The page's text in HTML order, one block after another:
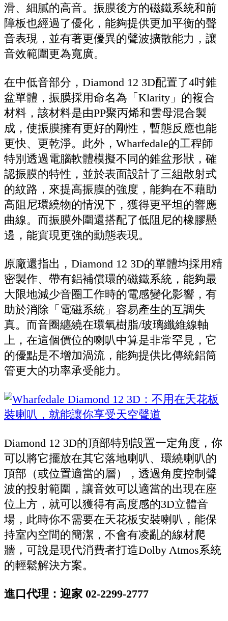
滑、細膩的高音。振膜後方的磁鐵系統和前
障板也經過了優化，能夠提供更加平衡的聲
音表現，並有著更優異的聲波擴散能力，讓
音效範圍更為寬廣。
在中低音部分，Diamond 12 3D配置了4吋錐
盆單體，振膜採用命名為「Klarity」的複合
材料，該材料是由PP聚丙烯和雲母混合製
成，使振膜擁有更好的剛性，暫態反應也能
更快、更乾淨。此外，Wharfedale的工程師
特別透過電腦軟體模擬不同的錐盆形狀，確
認振膜的特性，並於表面設計了三組散射式
的紋路，來提高振膜的強度，能夠在不藉助
高阻尼環繞物的情況下，獲得更平坦的響應
曲線。而振膜外圍還搭配了低阻尼的橡膠懸
邊，能實現更強的動態表現。
原廠還指出，Diamond 12 3D的單體均採用精
密製作、帶有鋁補償環的磁鐵系統，能夠最
大限地減少音圈工作時的電感變化影響，有
助於消除「電磁系統」容易產生的互調失
真。而音圈纏繞在環氧樹脂/玻璃纖維線軸
上，在這個價位的喇叭中算是非常罕見，它
的優點是不增加渦流，能夠提供比傳統鋁筒
管更大的功率承受能力。
Diamond 12 3D的頂部特別設置一定角度，你
可以將它擺放在其它落地喇叭、環繞喇叭的
頂部（或位置適當的層），透過角度控制聲
波的投射範圍，讓音效可以適當的出現在座
位上方，就可以獲得有高度感的3D立體音
場，此時你不需要在天花板安裝喇叭，能保
持室內空間的簡潔，不會有凌亂的線材爬
牆，可說是現代消費者打造Dolby Atmos系統
的輕鬆解決方案。
進口代理：迎家 02-2299-2777